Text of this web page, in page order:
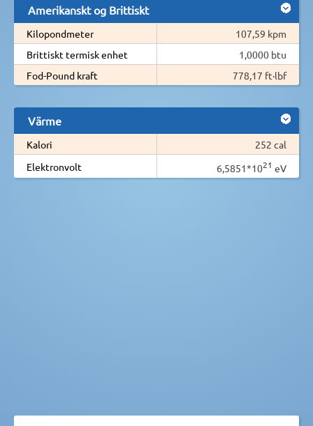
Amerikanskt og Brittiskt
Kilopondmeter
107,59 kpm
Brittiskt termisk enhet
1,0000 btu
Fod-Pound kraft
778,17 ft·lbf
Värme
Kalori
252 cal
Elektronvolt
6,5851*1021 eV